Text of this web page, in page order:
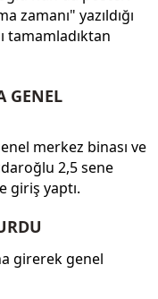
zamanı" yazıldığı
tamamladıktan
GENEL
merkez binası ve
2,5 sene
giriş yaptı.
girerek genel